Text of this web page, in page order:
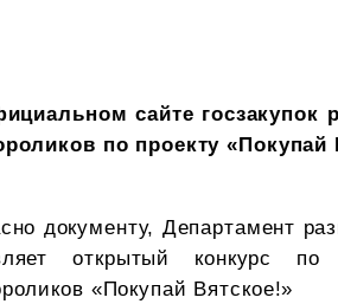
сайте госзакупок
по проекту «Покупай
документу, Департамент
открытый конкурс
«Покупай Вятское!»